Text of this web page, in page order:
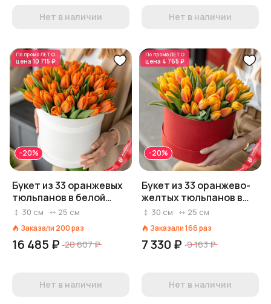
Нет в наличии Нет в наличии
По промоЛЕТО
цена 10 715 ₽
-20%
Букет из 33 оранжевых
тюльпанов в белой
коробке, Россия
30 см 25 см
Заказали 200раз
16 485 ₽ 20 607 ₽
Нет в наличии
По промоЛЕТО
цена 4 765 ₽
-20%
Букет из 33 оранжево-
желтых тюльпанов в
красной коробке,
30 см 25 см
Заказали166раз
7 330 ₽ 9 163 ₽
Нет в наличии